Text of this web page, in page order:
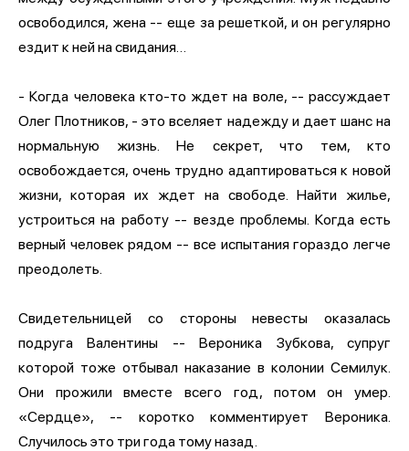
освободился, жена -- еще за решеткой, и он регулярно
ездит к ней на свидания…
- Когда человека кто-то ждет на воле, -- рассуждает
Олег Плотников, - это вселяет надежду и дает шанс на
нормальную жизнь. Не секрет, что тем, кто
освобождается, очень трудно адаптироваться к новой
жизни, которая их ждет на свободе. Найти жилье,
устроиться на работу -- везде проблемы. Когда есть
верный человек рядом -- все испытания гораздо легче
преодолеть.
Свидетельницей со стороны невесты оказалась
подруга Валентины -- Вероника Зубкова, супруг
которой тоже отбывал наказание в колонии Семилук.
Они прожили вместе всего год, потом он умер.
«Сердце», -- коротко комментирует Вероника.
Случилось это три года тому назад.